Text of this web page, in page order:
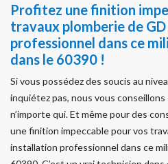
Profitez une finition
travaux plomberie de
professionnel dans ce
dans le 60390 !
Si vous possédez des soucis au
inquiétez pas, nous vous
n’importe qui. Et même pour des
une finition impeccable pour vos
installation professionnel dans ce